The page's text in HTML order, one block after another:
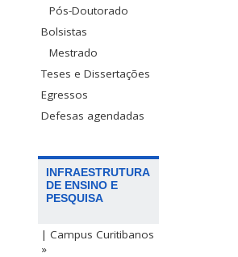
Pós-Doutorado
Bolsistas
Mestrado
Teses e Dissertações
Egressos
Defesas agendadas
INFRAESTRUTURA
DE ENSINO E
PESQUISA
| Campus Curitibanos
»